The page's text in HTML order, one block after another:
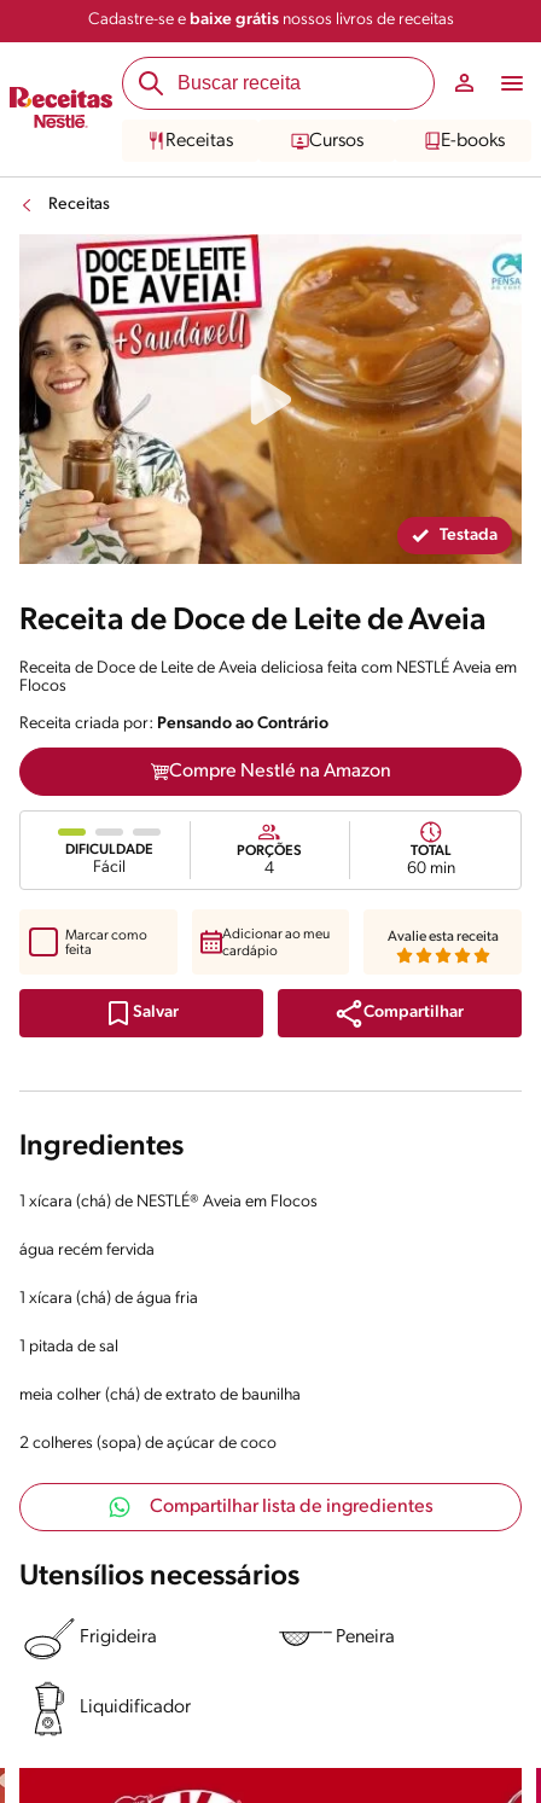
Cadastre-se e baixe grátisnossos livros de receitas
Receitas Cursos E-books
Receitas
Salvar Compartilhar
Testada
Receita de Doce de Leite de Aveia
Receita de Doce de Leite de Aveia deliciosa feita com NESTLÉ Aveia em
Flocos
Receita criada por: Pensando ao Contrário
Compre Nestlé na Amazon
DIFICULDADE
Fácil
PORÇÕES
4
TOTAL
60 min
Salvar Compartilhar
Marcar como
feita
Adicionar ao meu
cardápio
Avalie esta receita
Ingredientes
1 xícara (chá) de NESTLÉ® Aveia em Flocos
água recém fervida
1 xícara (chá) de água fria
1 pitada de sal
meia colher (chá) de extrato de baunilha
2 colheres (sopa) de açúcar de coco
Compartilhar lista de ingredientes
Utensílios necessários
Frigideira Peneira
Liquidificador